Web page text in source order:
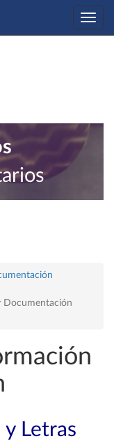
Documentación
Letras